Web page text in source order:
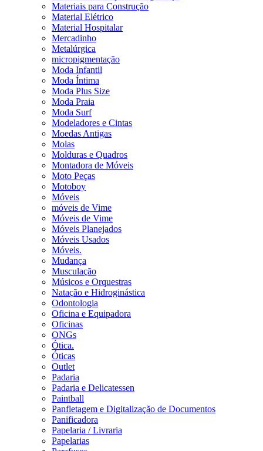
Materiais para Construção
Material Elétrico
Material Hospitalar
Mercadinho
Metalúrgica
micropigmentação
Moda Infantil
Moda Íntima
Moda Plus Size
Moda Praia
Moda Surf
Modeladores e Cintas
Moedas Antigas
Molas
Molduras e Quadros
Montadora de Móveis
Moto Peças
Motoboy
Móveis
móveis de Vime
Móveis de Vime
Móveis Planejados
Móveis Usados
Móveis.
Mudança
Musculação
Músicos e Orquestras
Natação e Hidroginástica
Odontologia
Oficina e Equipadora
Oficinas
ONGs
Ótica.
Óticas
Outlet
Padaria
Padaria e Delicatessen
Paintball
Panfletagem e Digitalização de Documentos
Panificadora
Papelaria / Livraria
Papelarias